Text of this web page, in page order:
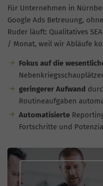
Für Unternehmen in
Google Ads Betreuung,
Ruder läuft: Qualitatives
/ Monat, weil wir Abläufe
Fokus auf die
geringerer Aufwand
Routineaufgaben
Automatisierte
Fortschritte und